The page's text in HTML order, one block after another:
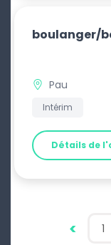
boulanger/
Pau
Intérim
Détails de
< 1